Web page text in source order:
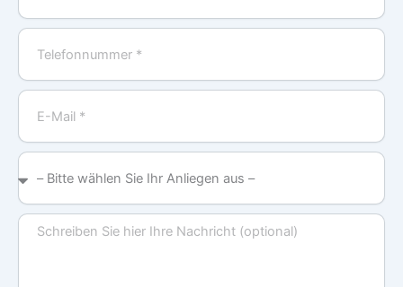
Telefonnummer
E-
Mail
–
Bitte
wählen
Nachricht